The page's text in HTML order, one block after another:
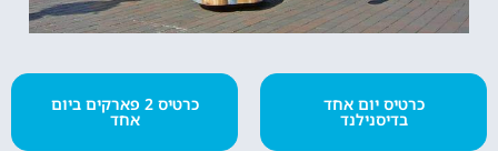
כרטיס יום אחד
בדיסנילנד
כרטיס 2 פארקים ביום
אחד